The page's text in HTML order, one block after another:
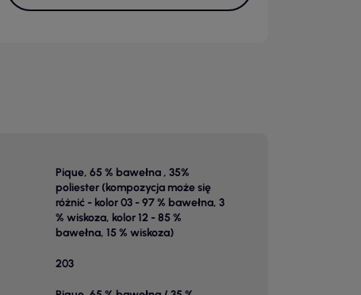
Pique, 65 % bawełna , 35%
poliester (kompozycja może się
różnić - kolor 03 - 97 % bawełna, 3
% wiskoza, kolor 12 - 85 %
bawełna, 15 % wiskoza)
203